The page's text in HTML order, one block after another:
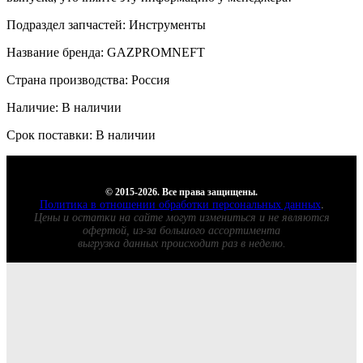
Подраздел запчастей: Инструменты
Название бренда: GAZPROMNEFT
Страна производства: Россия
Наличие: В наличии
Срок поставки: В наличии
© 2015-2026. Все права защищены.
Политика в отношении обработки персональных данных.
Цены и остатки на сайте могут измениться и не являются
офертой, из-за большого ассортимента
выгрузка данных происходит раз в неделю.